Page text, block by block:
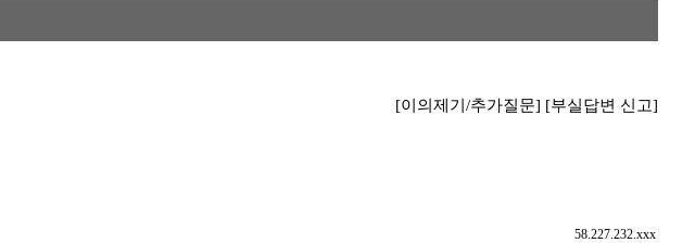
[이의제기/추가질문] [부실답변 신고]
58.227.232.xxx